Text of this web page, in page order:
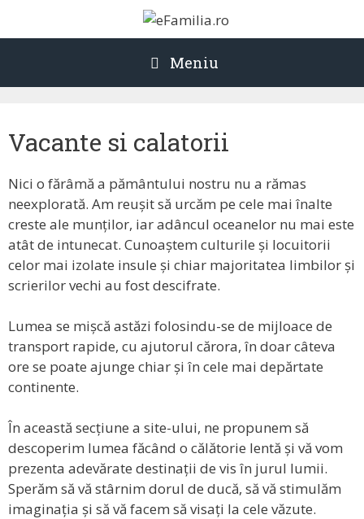
Meniu
Vacante si calatorii
Nici o fărâmă a pământului nostru nu a rămas
neexplorată. Am reușit să urcăm pe cele mai înalte
creste ale munților, iar adâncul oceanelor nu mai este
atât de intunecat. Cunoaștem culturile și locuitorii
celor mai izolate insule și chiar majoritatea limbilor și
scrierilor vechi au fost descifrate.
Lumea se mișcă astăzi folosindu-se de mijloace de
transport rapide, cu ajutorul cărora, în doar câteva
ore se poate ajunge chiar și în cele mai depărtate
continente.
În această secțiune a site-ului, ne propunem să
descoperim lumea făcând o călătorie lentă și vă vom
prezenta adevărate destinații de vis în jurul lumii.
Sperăm să vă stârnim dorul de ducă, să vă stimulăm
imaginația și să vă facem să visați la cele văzute.